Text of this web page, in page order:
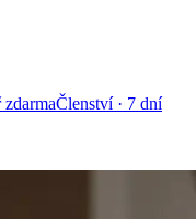
zdarmaČlenství · 7 dní